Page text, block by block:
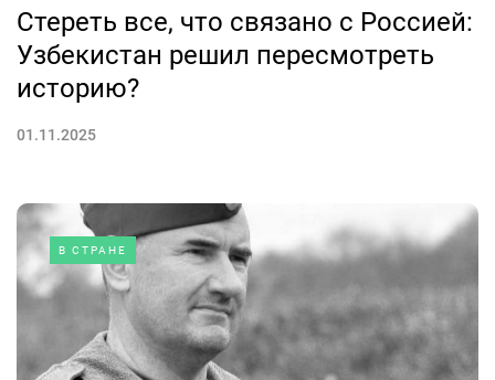
Стереть все, что связано с Россией:
Узбекистан решил пересмотреть
историю?
01.11.2025
В СТРАНЕ